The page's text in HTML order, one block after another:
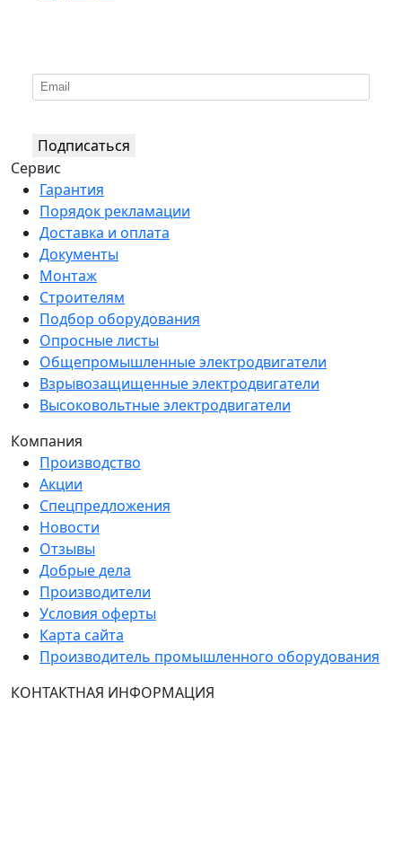
Подписаться
Сервис
Гарантия
Порядок рекламации
Доставка и оплата
Документы
Монтаж
Строителям
Подбор оборудования
Опросные листы
Общепромышленные электродвигатели
Взрывозащищенные электродвигатели
Высоковольтные электродвигатели
Компания
Производство
Акции
Спецпредложения
Новости
Отзывы
Добрые дела
Производители
Условия оферты
Карта сайта
Производитель промышленного оборудования
КОНТАКТНАЯ ИНФОРМАЦИЯ